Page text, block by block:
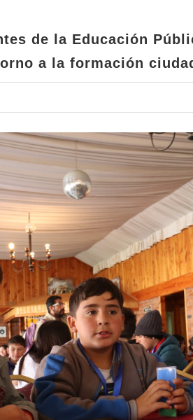
de la Educación
a la formación